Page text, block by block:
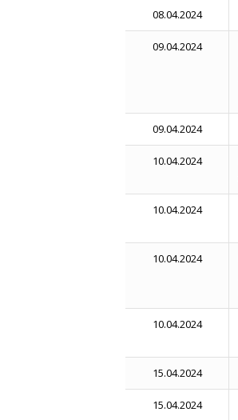
08.04.2024
09.04.2024
09.04.2024
10.04.2024
10.04.2024
10.04.2024
10.04.2024
15.04.2024
15.04.2024